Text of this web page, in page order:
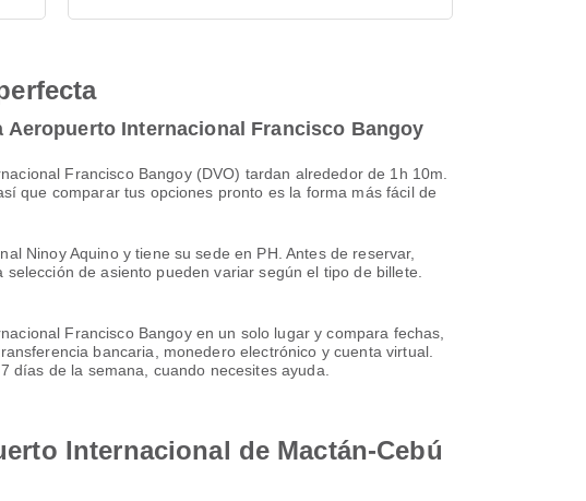
Aeropuerto Internacional Francisco Bangoy
Francisco Bangoy (DVO) tardan alrededor de 1h 10m.
que comparar tus opciones pronto es la forma más fácil de
Ninoy Aquino y tiene su sede en PH. Antes de reservar,
de asiento pueden variar según el tipo de billete.
Francisco Bangoy en un solo lugar y compara fechas,
bancaria, monedero electrónico y cuenta virtual.
de la semana, cuando necesites ayuda.
Internacional de Mactán-Cebú